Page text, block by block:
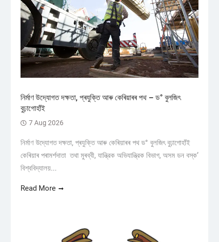
নিৰ্মাণ উদ্যোগত দক্ষতা, প্ৰযুক্তি আৰু কেৰিয়াৰৰ পথ – ড° বুলজিৎ
বুঢ়াগোহাঁই
7 Aug 2026
নিৰ্মাণ উদ্যোগত দক্ষতা, প্ৰযুক্তি আৰু কেৰিয়াৰৰ পথ ড° বুলজিৎ বুঢ়াগোহাঁই
কেৰিয়াৰ পৰামৰ্শদাতা তথা মুৰব্বী, যান্ত্রিক অভিযান্ত্রিক বিভাগ, অসম ডন বস্ক’
বিশ্ববিদ্যালয়...
Read More